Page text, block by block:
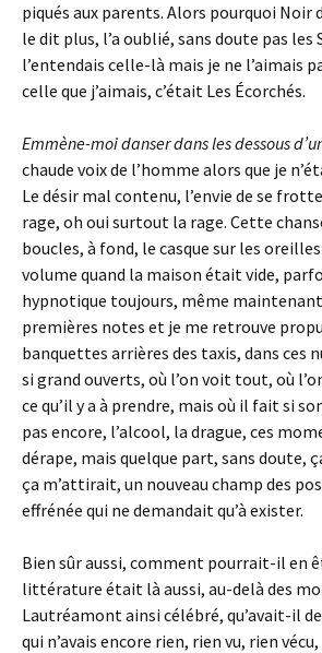
piqués aux parents. Alors pourquoi Noir
le dit plus, l’a oublié, sans doute pas les
l’entendais celle-là mais je ne l’aimais
celle que j’aimais, c’était Les Écorchés.
Emmène-moi danser dans les dessous
chaude voix de l’homme alors que je
Le désir mal contenu, l’envie de se
rage, oh oui surtout la rage. Cette
boucles, à fond, le casque sur les
volume quand la maison était vide,
hypnotique toujours, même
premières notes et je me retrouve
banquettes arrières des taxis, dans ces
si grand ouverts, où l’on voit tout, où
ce qu’il y a à prendre, mais où il fait si
pas encore, l’alcool, la drague, ces
dérape, mais quelque part, sans doute,
ça m’attirait, un nouveau champ des
effrénée qui ne demandait qu’à exister.
Bien sûr aussi, comment pourrait-il en
littérature était là aussi, au-delà des
Lautréamont ainsi célébré, qu’avait-il
qui n’avais encore rien, rien vu, rien